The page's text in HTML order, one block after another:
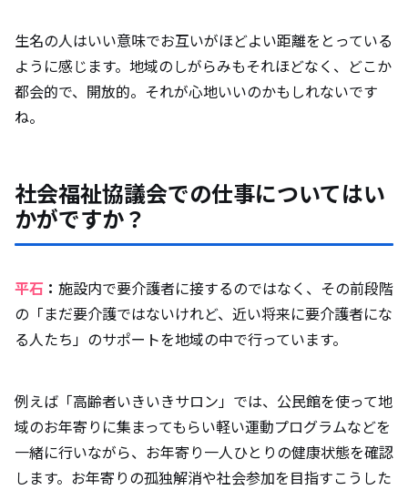
生名の人はいい意味でお互いがほどよい距離をとっている
ように感じます。地域のしがらみもそれほどなく、どこか
都会的で、開放的。それが心地いいのかもしれないです
ね。
社会福祉協議会での仕事についてはい
かがですか？
平石 ： 施設内で要介護者に接するのではなく、その前段階
の「まだ要介護ではないけれど、近い将来に要介護者にな
る人たち」のサポートを地域の中で行っています。
例えば「高齢者いきいきサロン」では、公民館を使って地
域のお年寄りに集まってもらい軽い運動プログラムなどを
一緒に行いながら、お年寄り一人ひとりの健康状態を確認
します。お年寄りの孤独解消や社会参加を目指すこうした